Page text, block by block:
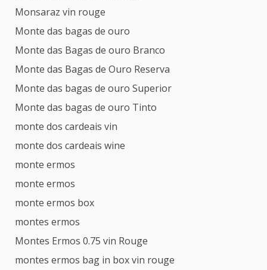
Monsaraz vin rouge
Monte das bagas de ouro
Monte das Bagas de ouro Branco
Monte das Bagas de Ouro Reserva
Monte das bagas de ouro Superior
Monte das bagas de ouro Tinto
monte dos cardeais vin
monte dos cardeais wine
monte ermos
monte ermos
monte ermos box
montes ermos
Montes Ermos 0.75 vin Rouge
montes ermos bag in box vin rouge